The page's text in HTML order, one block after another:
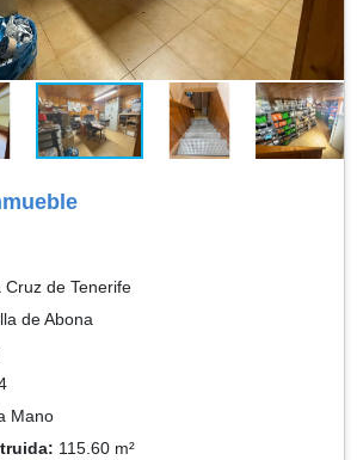
Cruz de Tenerife
de Abona
Mano
115.60 m²